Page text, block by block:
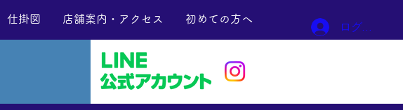
仕掛図 店舗案内・アクセス 初めての方へ
ログイン